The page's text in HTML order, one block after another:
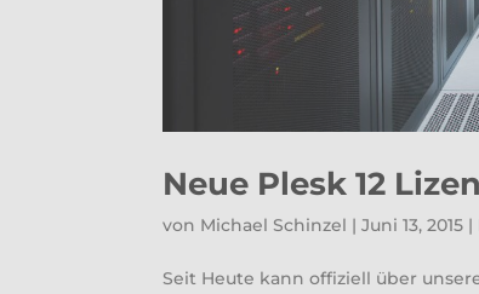
Neue Plesk 12
von Michael Schinzel |Juni 13, 2015 |
Seit Heute kann offiziell über